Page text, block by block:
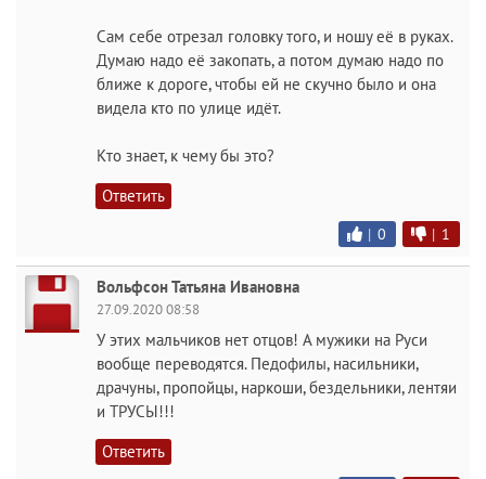
Сам себе отрезал головку того, и ношу её в руках.
Думаю надо её закопать, а потом думаю надо по
ближе к дороге, чтобы ей не скучно было и она
видела кто по улице идёт.
Кто знает, к чему бы это?
Ответить
| 0 | 1
Вольфсон Татьяна Ивановна
27.09.2020 08:58
У этих мальчиков нет отцов! А мужики на Руси
вообще переводятся. Педофилы, насильники,
драчуны, пропойцы, наркоши, бездельники, лентяи
и ТРУСЫ!!!
Ответить